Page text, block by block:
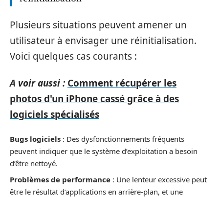
Plusieurs situations peuvent amener un
utilisateur à envisager une réinitialisation.
Voici quelques cas courants :
A voir aussi : Comment récupérer les
photos d'un iPhone cassé grâce à des
logiciels spécialisés
Bugs logiciels : Des dysfonctionnements fréquents
peuvent indiquer que le système d’exploitation a besoin
d’être nettoyé.
Problèmes de performance : Une lenteur excessive peut
être le résultat d’applications en arrière-plan, et une